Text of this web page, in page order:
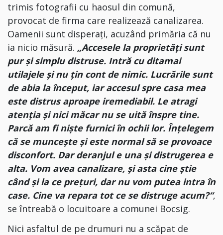
trimis fotografii cu haosul din comună,
provocat de firma care realizează canalizarea.
Oamenii sunt disperați, acuzând primăria că nu
ia nicio măsură. „Accesele la proprietăți sunt
pur și simplu distruse. Intră cu ditamai
utilajele și nu țin cont de nimic. Lucrările sunt
de abia la început, iar accesul spre casa mea
este distrus aproape iremediabil. Le atragi
atenția și nici măcar nu se uită înspre tine.
Parcă am fi niște furnici în ochii lor. Înțelegem
că se muncește și este normal să se provoace
disconfort. Dar deranjul e una și distrugerea e
alta. Vom avea canalizare, și asta cine știe
când și la ce prețuri, dar nu vom putea intra în
case. Cine va repara tot ce se distruge acum?“,
se întreabă o locuitoare a comunei Bocsig.
Nici asfaltul de pe drumuri nu a scăpat de